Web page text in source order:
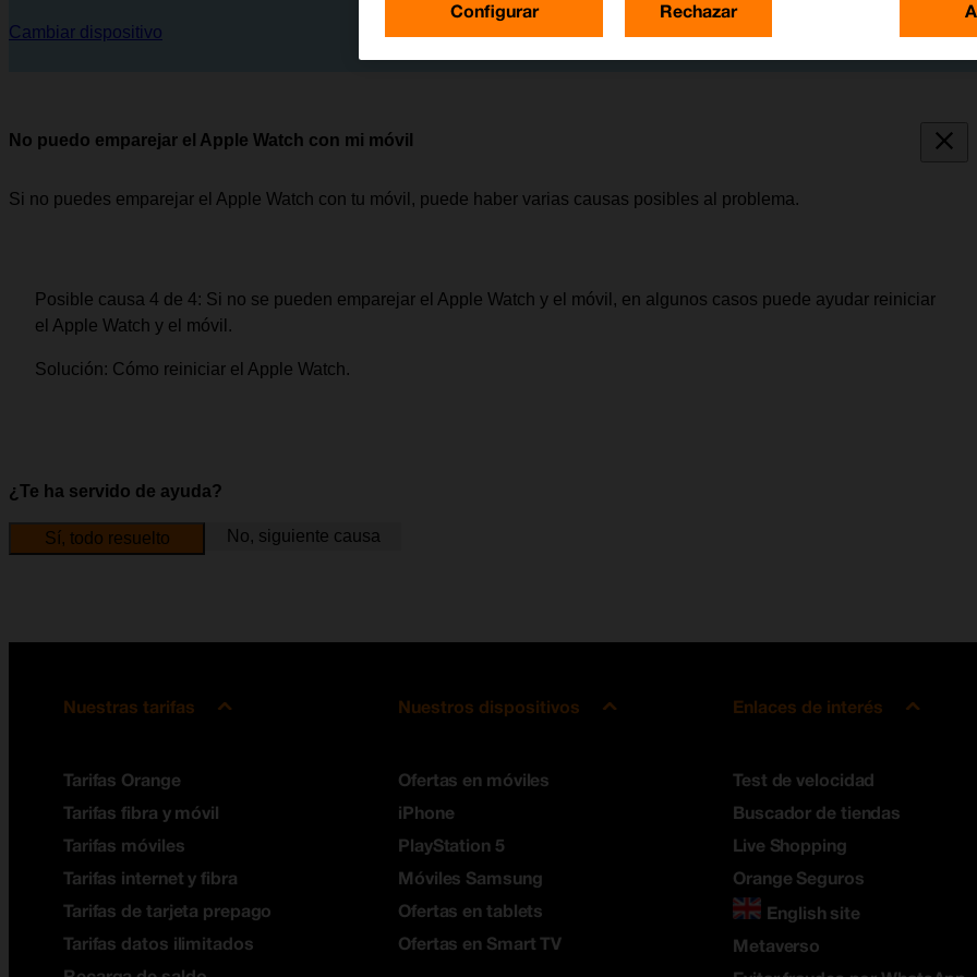
Cambiar dispositivo
No puedo emparejar el Apple Watch con mi móvil
Si no puedes emparejar el Apple Watch con tu móvil, puede haber varias causas posibles al problema.
Posible causa 4 de 4: Si no se pueden emparejar el Apple Watch y el móvil, en algunos casos puede ayudar reiniciar
el Apple Watch y el móvil.
Solución: Cómo reiniciar el Apple Watch.
¿Te ha servido de ayuda?
Sí, todo resuelto No, siguiente causa
Nuestras tarifas
Tarifas Orange
Tarifas fibra y móvil
Tarifas móviles
Tarifas internet y fibra
Tarifas de tarjeta prepago
Tarifas datos ilimitados
Nuestros dispositivos
Ofertas en móviles
iPhone
PlayStation 5
Móviles Samsung
Ofertas en tablets
Ofertas en Smart TV
Enlaces de interés
Test de velocidad
Buscador de tiendas
Live Shopping
Orange Seguros
English site
Metaverso
Configurar Rechazar